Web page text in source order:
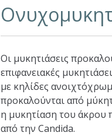
Οι μυκητιάσεις
επιφανειακές
με κηλίδες
προκαλούνται από
η μυκητίαση του άκρου
από την Candida.